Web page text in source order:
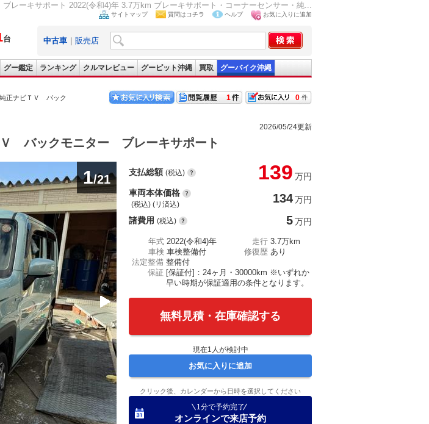
ーキサポート 2022(令和4)年 3.7万km ブレーキサポート・コーナーセンサー・純...
台
サイトマップ 質問はコチラ ヘルプ お気に入りに追加
中古車 ｜ 販売店
グー鑑定 ランキング クルマレビュー グーピット沖縄 買取 グーバイク沖縄
正ナビＴＶ バック
0
1
2026/05/24更新
バックモニター ブレーキサポート
1/21
支払総額 (税込) 139 万円
車両本体価格
(税込) (リ済込) 134万円
諸費用 (税込) 5万円
年式 2022(令和4)年 走行 3.7万km
車検 車検整備付 修復歴 あり
法定整備 整備付
保証 [保証付]：24ヶ月・30000km ※いずれか
早い時期が保証適用の条件となります。
無料見積・在庫確認する
現在1 人が検討中
お気に入りに追加
クリック後、カレンダーから日時を選択してください
1分で予約完了
オンラインで来店予約